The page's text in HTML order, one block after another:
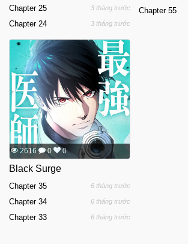
Chapter 25 3 tháng trước
Chapter 24 3 tháng trước
Chapter 55
2616 0 0
Black Surge
Chapter 35 6 tháng trước
Chapter 34 6 tháng trước
Chapter 33 6 tháng trước